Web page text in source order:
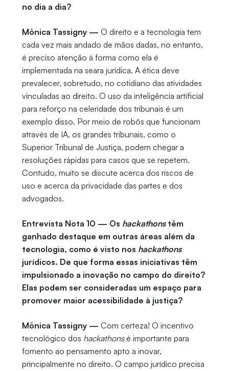
no dia a dia?
Mônica Tassigny — O direito e a tecnologia tem
cada vez mais andado de mãos dadas, no entanto,
é preciso atenção à forma como ela é
implementada na seara jurídica. A ética deve
prevalecer, sobretudo, no cotidiano das atividades
vinculadas ao direito. O uso da inteligência artificial
para reforço na celeridade dos tribunais é um
exemplo disso. Por meio de robôs que funcionam
através de IA, os grandes tribunais, como o
Superior Tribunal de Justiça, podem chegar a
resoluções rápidas para casos que se repetem.
Contudo, muito se discute acerca dos riscos de
uso e acerca da privacidade das partes e dos
advogados.
Entrevista Nota 10 — Os hackathonstêm
ganhado destaque em outras áreas além da
tecnologia, como é visto nos hackathons
jurídicos. De que forma essas iniciativas têm
impulsionado a inovação no campo do direito?
Elas podem ser consideradas um espaço para
promover maior acessibilidade à justiça?
Mônica Tassigny — Com certeza! O incentivo
tecnológico dos hackathonsé importante para
fomento ao pensamento apto a inovar,
principalmente no direito. O campo jurídico precisa